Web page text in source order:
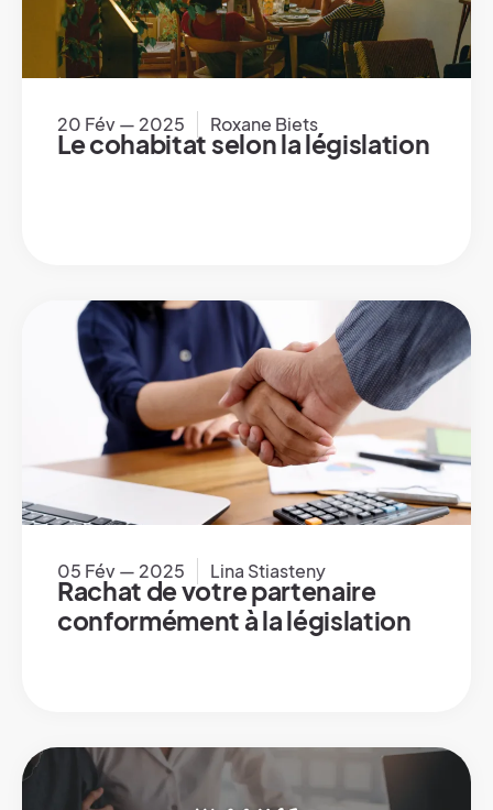
20 Fév — 2025 Roxane Biets
Le cohabitat selon la législation
05 Fév — 2025 Lina Stiasteny
Rachat de votre partenaire
conformément à la législation